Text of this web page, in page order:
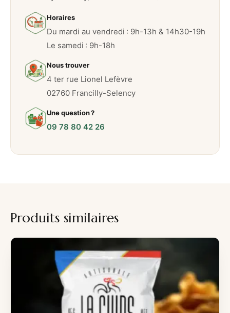
Horaires
Du mardi au vendredi : 9h-13h & 14h30-19h
Le samedi : 9h-18h
Nous trouver
4 ter rue Lionel Lefèvre
02760 Francilly-Selency
Une question ?
09 78 80 42 26
Produits similaires